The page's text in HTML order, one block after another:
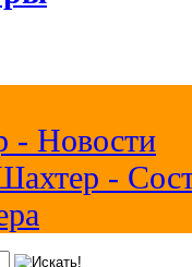
- Новости
-